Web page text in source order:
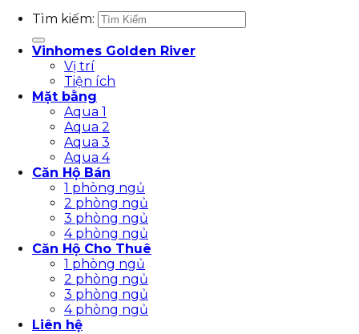
Tìm kiếm:
Vinhomes Golden River
Vị trí
Tiện ích
Mặt bằng
Aqua 1
Aqua 2
Aqua 3
Aqua 4
Căn Hộ Bán
1 phòng ngủ
2 phòng ngủ
3 phòng ngủ
4 phòng ngủ
Căn Hộ Cho Thuê
1 phòng ngủ
2 phòng ngủ
3 phòng ngủ
4 phòng ngủ
Liên hệ